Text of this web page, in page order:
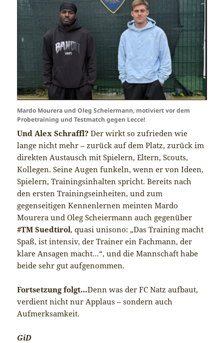
Mardo Mourera und Oleg Scheiermann, motiviert vor dem
Probetraining und Testmatch gegen Lecce!
Und Alex Schraffl?Der wirkt so zufrieden wie
lange nicht mehr – zurück auf dem Platz, zurück im
direkten Austausch mit Spielern, Eltern, Scouts,
Kollegen. Seine Augen funkeln, wenn er von Ideen,
Spielern, Trainingsinhalten spricht. Bereits nach
den ersten Trainingseinheiten, und zum
gegenseitigen Kennenlernen meinten Mardo
Mourera und Oleg Scheiermann auch gegenüber
#TM Suedtirol, quasi unisono: „Das Training macht
Spaß, ist intensiv, der Trainer ein Fachmann, der
klare Ansagen macht…“, und die Mannschaft habe
beide sehr gut aufgenommen.
Fortsetzung folgt…Denn was der FC Natz aufbaut,
verdient nicht nur Applaus – sondern auch
Aufmerksamkeit.
GiD